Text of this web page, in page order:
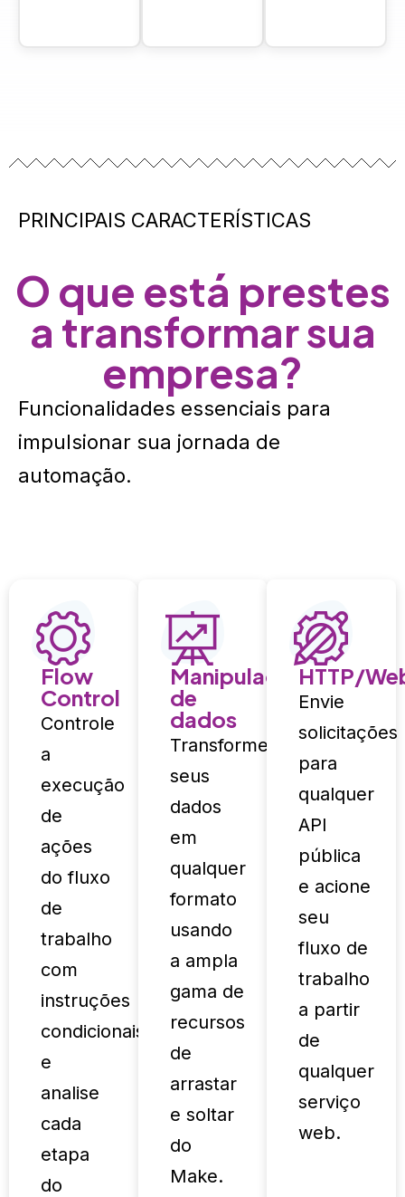
PRINCIPAIS CARACTERÍSTICAS
O que está prestes
a transformar sua
empresa?
Funcionalidades essenciais para
impulsionar sua jornada de
automação.
Flow
Control
Controle
a
execução
de
ações
do fluxo
de
trabalho
com
instruções
condicionais
e
analise
cada
etapa
do
Manipulação
de
dados
Transforme
seus
dados
em
qualquer
formato
usando
a ampla
gama de
recursos
de
arrastar
e soltar
do
Make.
HTTP/
Envie
solicitações
para
qualquer
API
pública
e acione
seu
fluxo de
trabalho
a partir
de
qualquer
serviço
web.